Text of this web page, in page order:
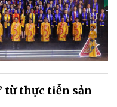
từ thực tiễn sản